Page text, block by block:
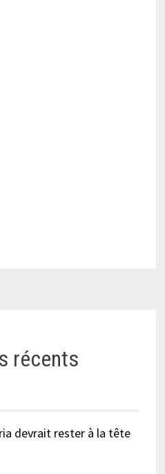
récents
devrait rester à la tête